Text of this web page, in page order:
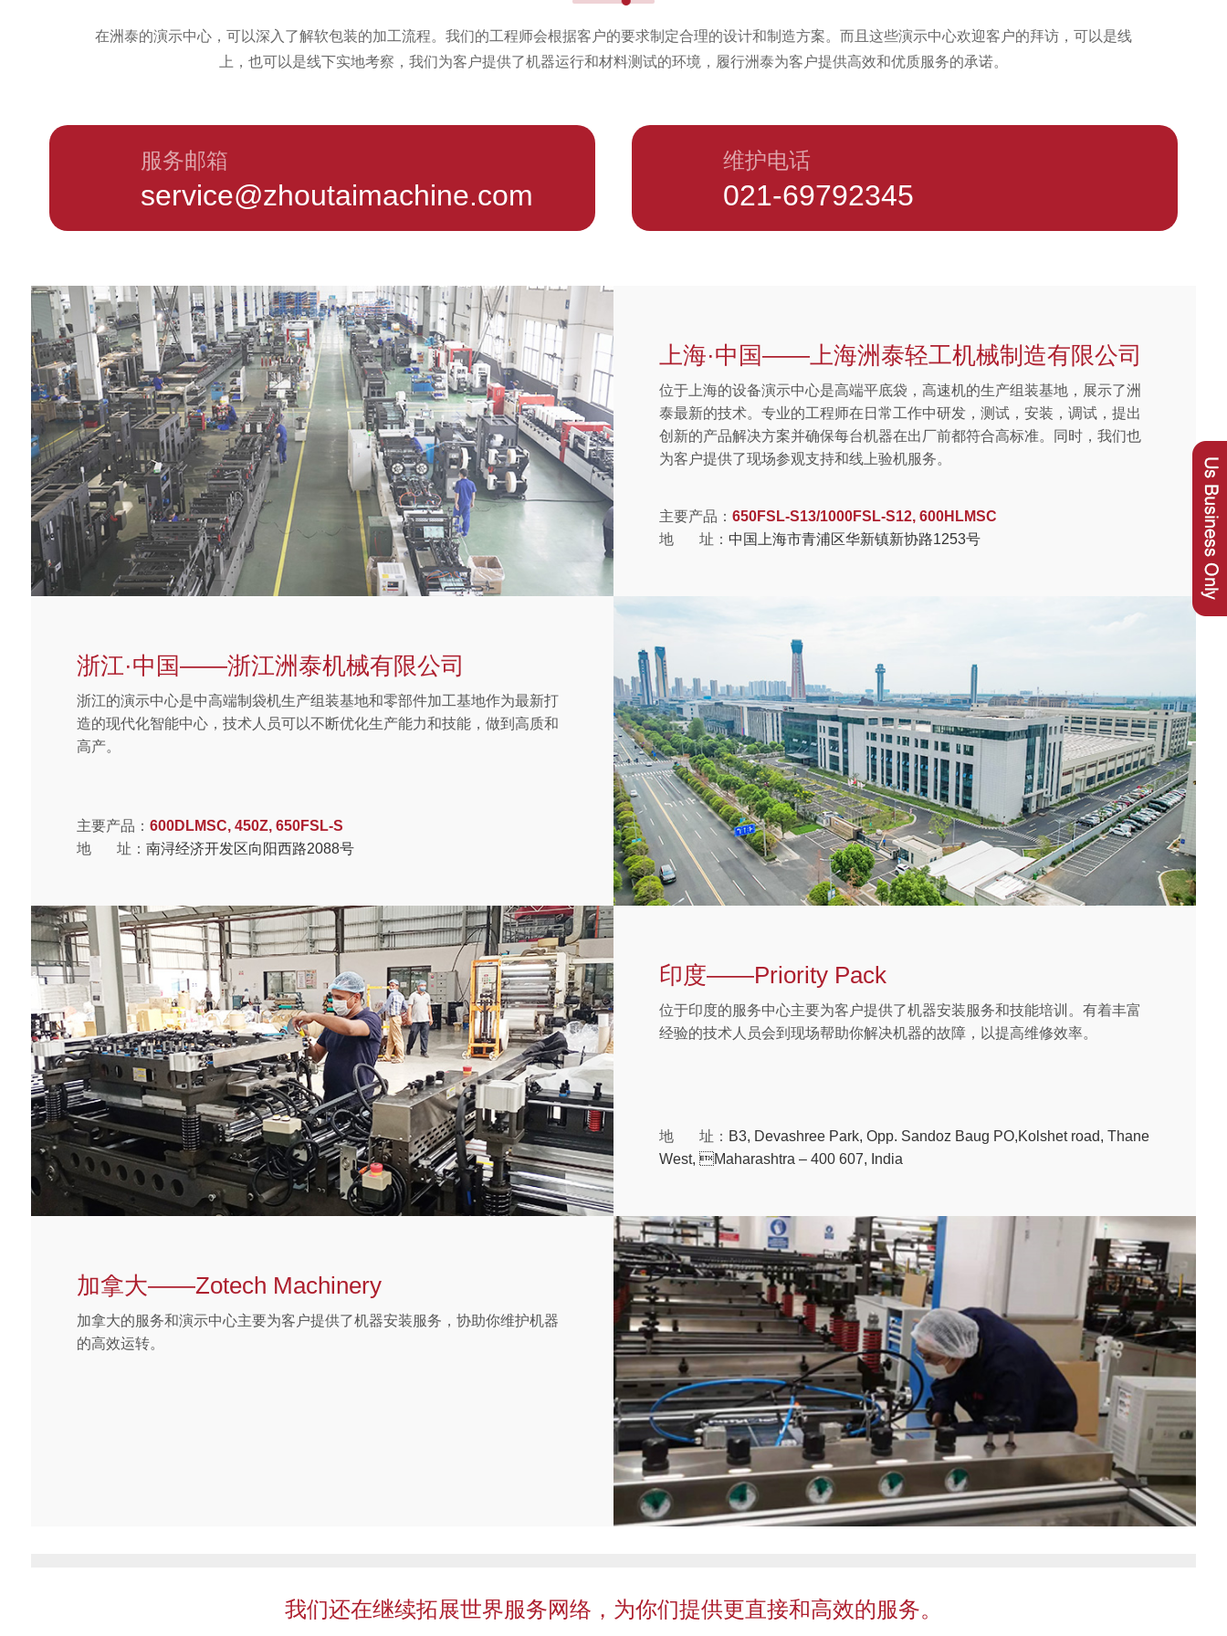
在洲泰的演示中心，可以深入了解软包装的加工流程。我们的工程师会根据客户的要求制定合理的设计和制造方案。而且这些演示中心欢迎客户的拜访，可以是线
上，也可以是线下实地考察，我们为客户提供了机器运行和材料测试的环境，履行洲泰为客户提供高效和优质服务的承诺。
服务邮箱
service@zhoutaimachine.com
维护电话
021-69792345
上海·中国——上海洲泰轻工机械制造有限公司
位于上海的设备演示中心是高端平底袋，高速机的生产组装基地，展示了洲
泰最新的技术。专业的工程师在日常工作中研发，测试，安装，调试，提出
创新的产品解决方案并确保每台机器在出厂前都符合高标准。同时，我们也
为客户提供了现场参观支持和线上验机服务。
主要产品： 650FSL-S13/1000FSL-S12, 600HLMSC
地 址： 中国上海市青浦区华新镇新协路1253号
浙江·中国——浙江洲泰机械有限公司
浙江的演示中心是中高端制袋机生产组装基地和零部件加工基地作为最新打
造的现代化智能中心，技术人员可以不断优化生产能力和技能，做到高质和
高产。
主要产品： 600DLMSC, 450Z, 650FSL-S
地 址： 南浔经济开发区向阳西路2088号
印度——Priority Pack
位于印度的服务中心主要为客户提供了机器安装服务和技能培训。有着丰富
经验的技术人员会到现场帮助你解决机器的故障，以提高维修效率。
地 址： B3, Devashree Park, Opp. Sandoz Baug PO,Kolshet road, Thane
West, Maharashtra – 400 607, India
加拿大——Zotech Machinery
加拿大的服务和演示中心主要为客户提供了机器安装服务，协助你维护机器
的高效运转。
我们还在继续拓展世界服务网络，为你们提供更直接和高效的服务。